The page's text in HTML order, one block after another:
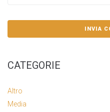
CATEGORIE
Altro
Media